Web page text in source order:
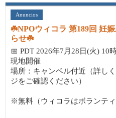
Anuncios
☘️NPOウィコラ 第189回 妊
らせ☘️
📅 PDT 2026年7月28日(火) 10
現地開催
場所：キャンベル付近（詳し
ジをご確認ください）
※無料（ウィコラはボランテ